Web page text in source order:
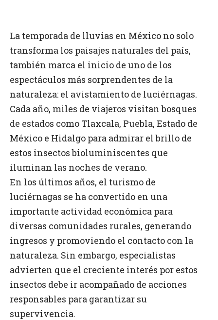
La temporada de lluvias en México no solo
transforma los paisajes naturales del país,
también marca el inicio de uno de los
espectáculos más sorprendentes de la
naturaleza: el avistamiento de luciérnagas.
Cada año, miles de viajeros visitan bosques
de estados como Tlaxcala, Puebla, Estado de
México e Hidalgo para admirar el brillo de
estos insectos bioluminiscentes que
iluminan las noches de verano.
En los últimos años, el turismo de
luciérnagas se ha convertido en una
importante actividad económica para
diversas comunidades rurales, generando
ingresos y promoviendo el contacto con la
naturaleza. Sin embargo, especialistas
advierten que el creciente interés por estos
insectos debe ir acompañado de acciones
responsables para garantizar su
supervivencia.